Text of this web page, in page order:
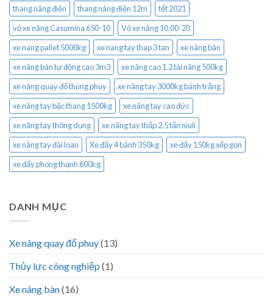
thang nâng điện
thang nâng điện 12m
tết 2021
vỏ xe nâng Casumina 650-10
Vỏ xe nâng 10.00-20
xe nang pallet 5000kg
xe nang tay thap 3 tan
xe nâng bàn
xe nâng bán tự động cao 3m3
xe nâng cao 1.2 tải nâng 500kg
xe nâng quay đổ thùng phuy
xe nâng tay 3000kg bánh trắng
xe nâng tay bậc thang 1500kg
xe nâng tay cao đức
xe nâng tay thông dụng
xe nâng tay thấp 2.5 tấn niuli
xe nâng tay đài loan
Xe đẩy 4 bánh 350kg
xe đẩy 150kg xếp gọn
xe đẩy phong thạnh 600kg
DANH MỤC
Xe nâng quay đổ phuy(13)
Thủy lực công nghiệp (1)
Xe nâng bàn(16)